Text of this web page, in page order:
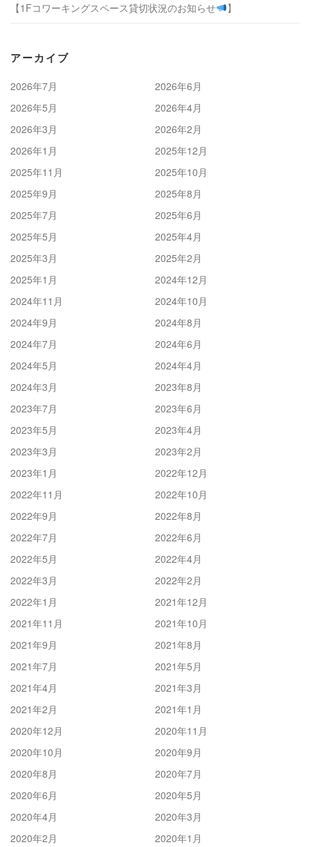
【1Fコワーキングスペース貸切状況のお知らせ 】
アーカイブ
2026年7月
2026年6月
2026年5月
2026年4月
2026年3月
2026年2月
2026年1月
2025年12月
2025年11月
2025年10月
2025年9月
2025年8月
2025年7月
2025年6月
2025年5月
2025年4月
2025年3月
2025年2月
2025年1月
2024年12月
2024年11月
2024年10月
2024年9月
2024年8月
2024年7月
2024年6月
2024年5月
2024年4月
2024年3月
2023年8月
2023年7月
2023年6月
2023年5月
2023年4月
2023年3月
2023年2月
2023年1月
2022年12月
2022年11月
2022年10月
2022年9月
2022年8月
2022年7月
2022年6月
2022年5月
2022年4月
2022年3月
2022年2月
2022年1月
2021年12月
2021年11月
2021年10月
2021年9月
2021年8月
2021年7月
2021年5月
2021年4月
2021年3月
2021年2月
2021年1月
2020年12月
2020年11月
2020年10月
2020年9月
2020年8月
2020年7月
2020年6月
2020年5月
2020年4月
2020年3月
2020年2月
2020年1月